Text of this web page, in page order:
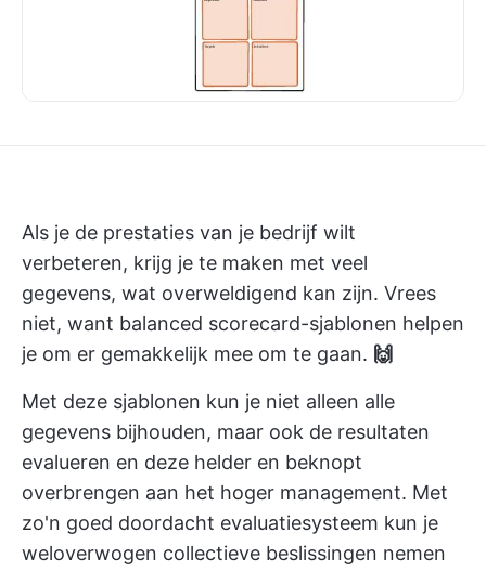
Als je de prestaties van je bedrijf wilt
verbeteren, krijg je te maken met veel
gegevens, wat overweldigend kan zijn. Vrees
niet, want balanced scorecard-sjablonen helpen
je om er gemakkelijk mee om te gaan. 🙌
Met deze sjablonen kun je niet alleen alle
gegevens bijhouden, maar ook de resultaten
evalueren en deze helder en beknopt
overbrengen aan het hoger management. Met
zo'n goed doordacht evaluatiesysteem kun je
weloverwogen collectieve beslissingen nemen